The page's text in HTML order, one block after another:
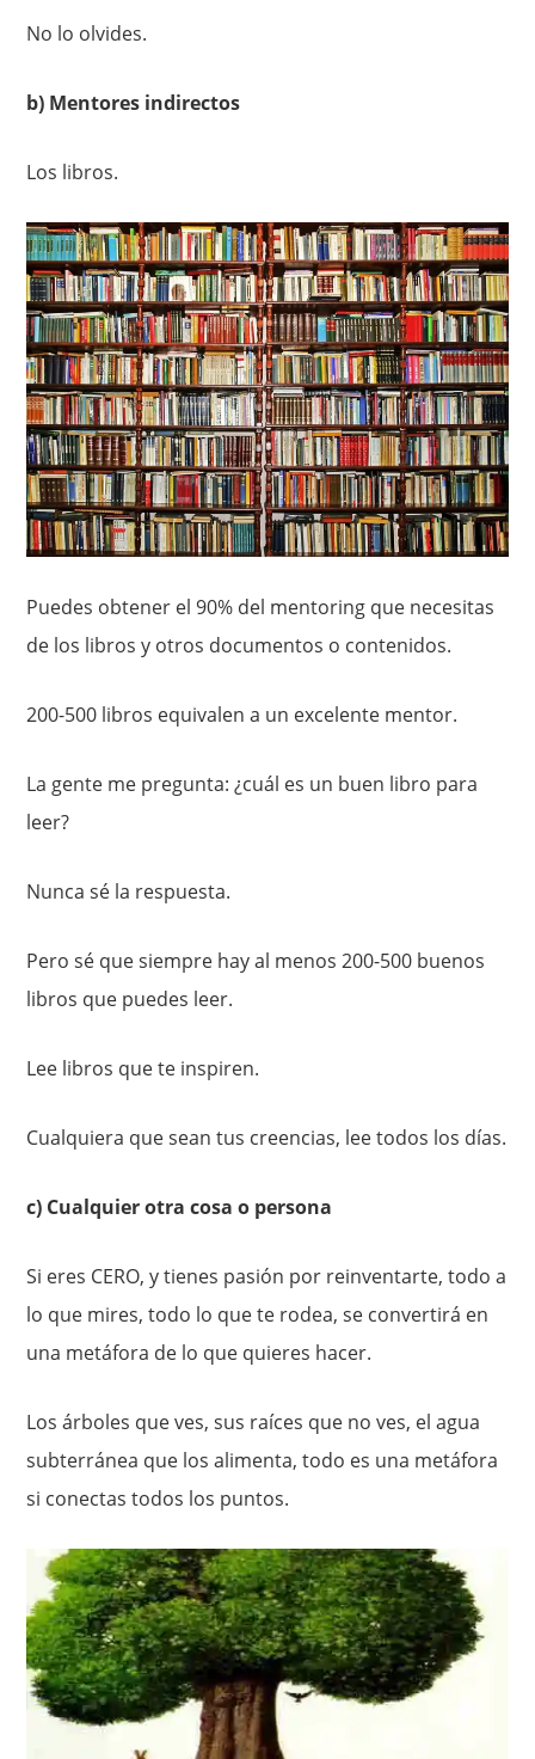
No lo olvides.
b) Mentores indirectos
Los libros.
Puedes obtener el 90% del mentoring que necesitas
de los libros y otros documentos o contenidos.
200-500 libros equivalen a un excelente mentor.
La gente me pregunta: ¿cuál es un buen libro para
leer?
Nunca sé la respuesta.
Pero sé que siempre hay al menos 200-500 buenos
libros que puedes leer.
Lee libros que te inspiren.
Cualquiera que sean tus creencias, lee todos los días.
c) Cualquier otra cosa o persona
Si eres CERO, y tienes pasión por reinventarte, todo a
lo que mires, todo lo que te rodea, se convertirá en
una metáfora de lo que quieres hacer.
Los árboles que ves, sus raíces que no ves, el agua
subterránea que los alimenta, todo es una metáfora
si conectas todos los puntos.